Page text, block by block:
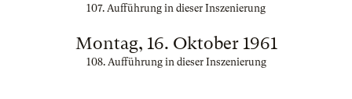
107. Aufführung in dieser Inszenierung
Montag, 16. Oktober 1961
108. Aufführung in dieser Inszenierung